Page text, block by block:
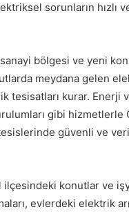
sorunların hızlı
bölgesi ve yeni
meydana gelen
tesisatları kurar. Enerji
gibi
güvenli ve
ilçesindeki konutlar ve
evlerdeki elektrik